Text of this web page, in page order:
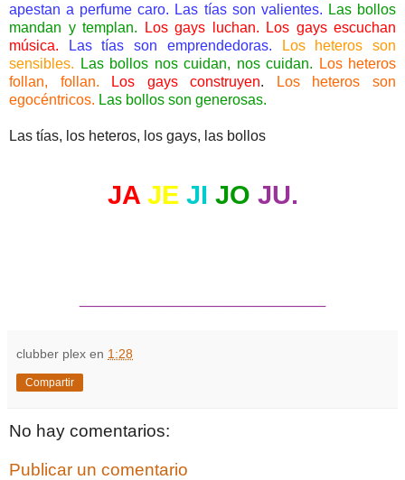
apestan a perfume caro. Las tías son valientes. Las bollos
mandan y templan.
Los gays luchan. Los gays escuchan
música.
Las tías son emprendedoras.
Los heteros son
sensibles.
Las bollos nos cuidan, nos cuidan.
Los heteros
follan, follan.
Los gays construyen.
Los heteros son
egocéntricos. Las bollos son generosas.
Las tías, los heteros, los gays, las bollos
JA JE JI JO JU.
clubber plex en 1:28
Compartir
No hay comentarios:
Publicar un comentario